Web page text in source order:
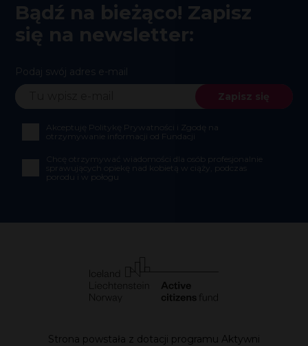
Bądź na bieżąco! Zapisz
się na newsletter:
Podaj swój adres e-mail
Akceptuję Politykę Prywatności i Zgodę na
otrzymywanie informacji od Fundacji
Chcę otrzymywać wiadomości dla osób profesjonalnie
sprawujących opiekę nad kobietą w ciąży, podczas
porodu i w połogu
Strona powstała z dotacji programu Aktywni